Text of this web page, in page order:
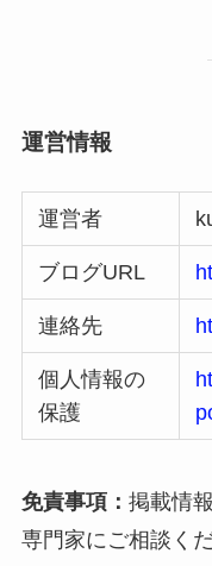
運営情報
運営者
ブログURL
連絡先
個人情報の
保護
免責事項： 掲載情
専門家にご相談くだ